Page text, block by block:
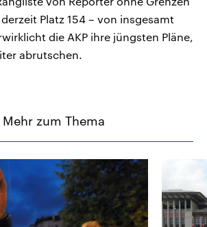
Platz 154 – von insgesamt
die AKP ihre jüngsten Pläne,
abrutschen.
Mehr zum Thema